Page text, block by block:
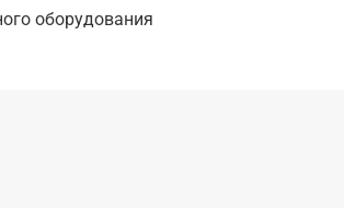
оборудования